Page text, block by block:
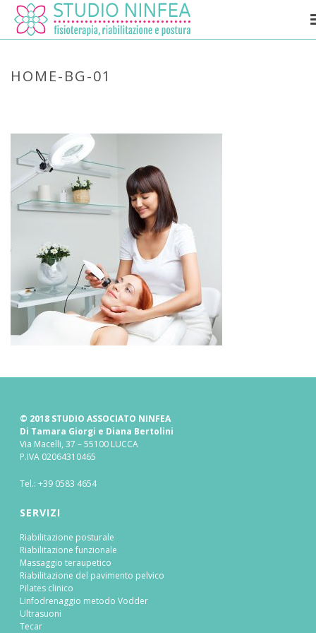
HOME-BG-01
© 2018 STUDIO ASSOCIATO NINFEA
Di Tamara Giorgi e Diana Bertolini
Via Macelli, 37 – 55100 LUCCA
P.IVA 02064310465
Tel.:+39 0583 4654
SERVIZI
Riabilitazione posturale
Riabilitazione funzionale
Massaggio teraupetico
Riabilitazione del pavimento pelvico
Pilates clinico
Linfodrenaggio metodo Vodder
Ultrasuoni
Tecar